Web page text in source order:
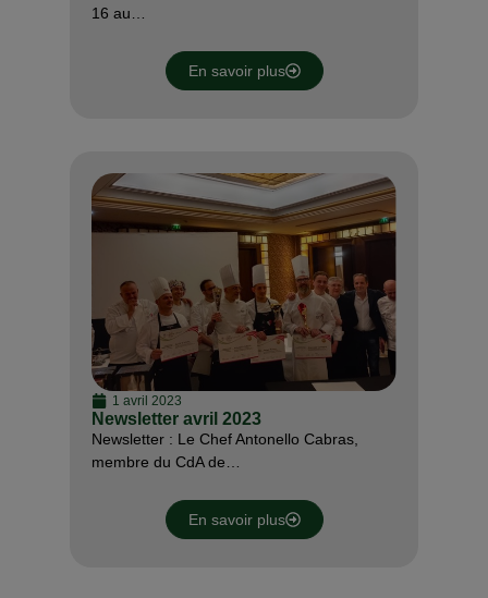
16 au…
En savoir plus
1 avril 2023
Newsletter avril 2023
Newsletter : Le Chef Antonello Cabras,
membre du CdA de…
En savoir plus